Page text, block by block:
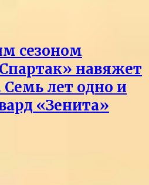
сезоном
навяжет
лет одно и
«Зенита»